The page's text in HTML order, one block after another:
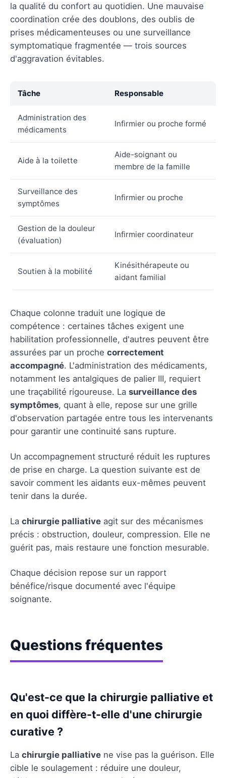
la qualité du confort au quotidien. Une mauvaise
coordination crée des doublons, des oublis de
prises médicamenteuses ou une surveillance
symptomatique fragmentée — trois sources
d'aggravation évitables.
Tâche Responsable
Administration des
médicaments
Infirmier ou proche formé
Aide à la toilette
Aide-soignant ou
membre de la famille
Surveillance des
symptômes
Infirmier ou proche
Gestion de la douleur
(évaluation)
Infirmier coordinateur
Soutien à la mobilité
Kinésithérapeute ou
aidant familial
Chaque colonne traduit une logique de
compétence : certaines tâches exigent une
habilitation professionnelle, d'autres peuvent être
assurées par un proche correctement
accompagné. L'administration des médicaments,
notamment les antalgiques de palier III, requiert
une traçabilité rigoureuse. La surveillance des
symptômes, quant à elle, repose sur une grille
d'observation partagée entre tous les intervenants
pour garantir une continuité sans rupture.
Un accompagnement structuré réduit les ruptures
de prise en charge. La question suivante est de
savoir comment les aidants eux-mêmes peuvent
tenir dans la durée.
La chirurgie palliative agit sur des mécanismes
précis : obstruction, douleur, compression. Elle ne
guérit pas, mais restaure une fonction mesurable.
Chaque décision repose sur un rapport
bénéfice/risque documenté avec l'équipe
soignante.
Questions fréquentes
Qu'est-ce que la chirurgie palliative et
en quoi diffère-t-elle d'une chirurgie
curative ?
La chirurgie palliative ne vise pas la guérison. Elle
cible le soulagement : réduire une douleur,